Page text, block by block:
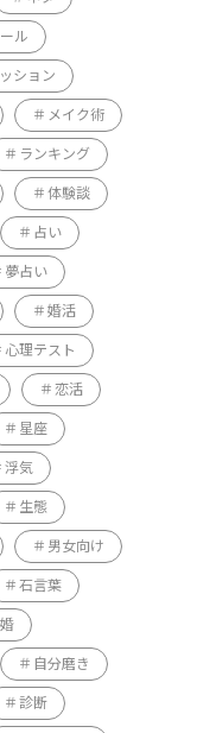
ル
ション
メイク術
ランキング
体験談
占い
夢占い
婚活
心理テスト
恋活
星座
浮気
生態
男女向け
石言葉
自分磨き
診断